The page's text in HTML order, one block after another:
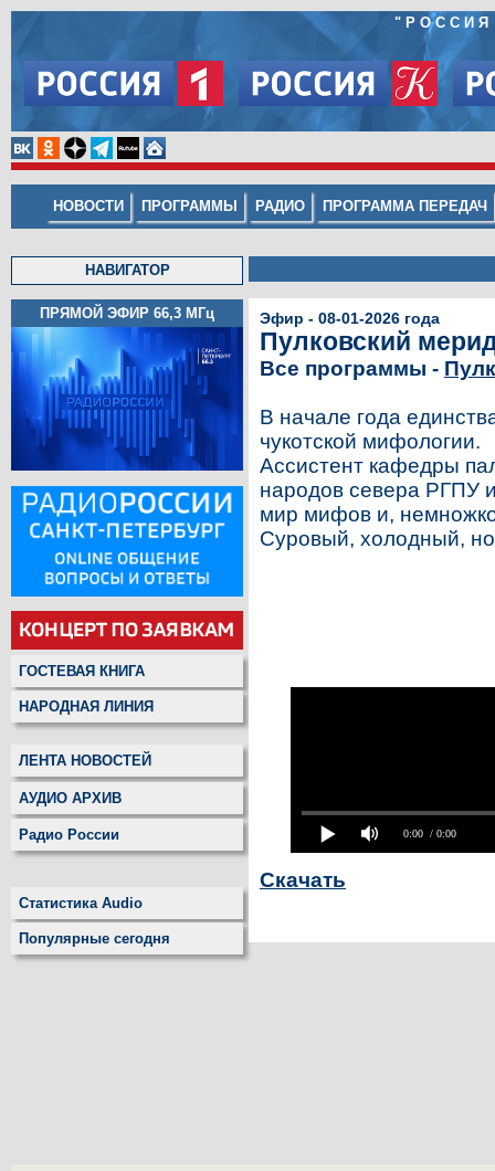
"РОССИЯ
НОВОСТИ ПРОГРАММЫ РАДИО ПРОГРАММА ПЕРЕДАЧ
НАВИГАТОР
ПРЯМОЙ ЭФИР 66,3 МГц
ГОСТЕВАЯ КНИГА
НАРОДНАЯ ЛИНИЯ
ЛЕНТА НОВОСТЕЙ
АУДИО АРХИВ
Радио России
Статистика Audio
Популярные сегодня
Эфир - 08-01-2026 года
Пулковский
Все программы -
В начале года
чукотской мифологии.
Ассистент кафедры
народов севера РГПУ
мир мифов и,
Суровый, холодный,
0:00 / 0:00
Скачать